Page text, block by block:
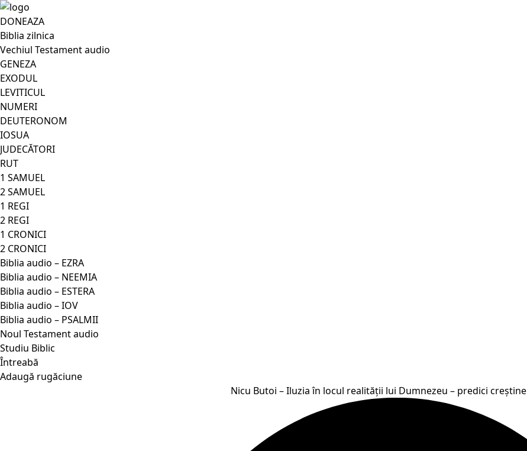
DONEAZA
Biblia zilnica
Vechiul Testament audio
GENEZA
EXODUL
LEVITICUL
NUMERI
DEUTERONOM
IOSUA
JUDECĂTORI
RUT
1 SAMUEL
2 SAMUEL
1 REGI
2 REGI
1 CRONICI
2 CRONICI
Biblia audio – EZRA
Biblia audio – NEEMIA
Biblia audio – ESTERA
Biblia audio – IOV
Biblia audio – PSALMII
Noul Testament audio
Studiu Biblic
Întreabă
Adaugă rugăciune
Nicu Butoi – Iluzia în locul realității lui Dumnezeu – predici creștine